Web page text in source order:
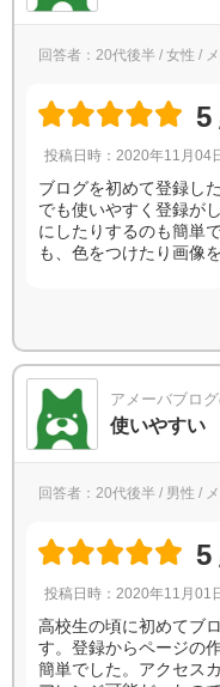
回答者：20代後半 / 女性 /
5
投稿日時：2020年11月04
ブログを初めて登録し
でも使いやすく登録が
にしたりするのも簡単
も、色をつけたり画像
アメーバブロ
使いやすい
回答者：20代後半 / 男性 /
5
投稿日時：2020年11月01
高校生の頃に初めてブ
す。登録からページの
簡単でした。アクセス